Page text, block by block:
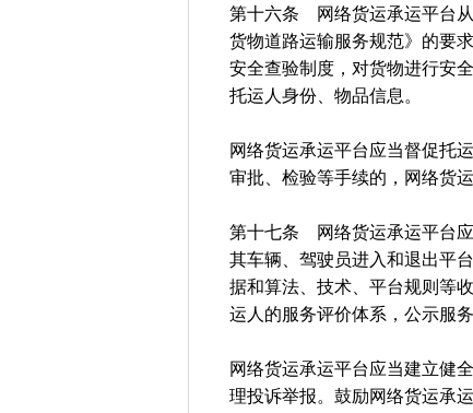
第十六条 网络货运承运平台
货物道路运输服务规范》的要
安全查验制度，对货物进行安
托运人身份、物品信息。
网络货运承运平台应当督促托
审批、检验等手续的，网络货
第十七条 网络货运承运平台
其车辆、驾驶员进入和退出平
据和算法、技术、平台规则等
运人的服务评价体系，公示服务
网络货运承运平台应当建立健
理投诉举报。鼓励网络货运承